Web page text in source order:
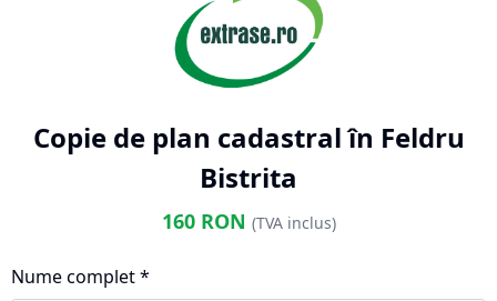
Copie de plan cadastral în Feldru
Bistrita
160RON (TVA inclus)
Nume complet *